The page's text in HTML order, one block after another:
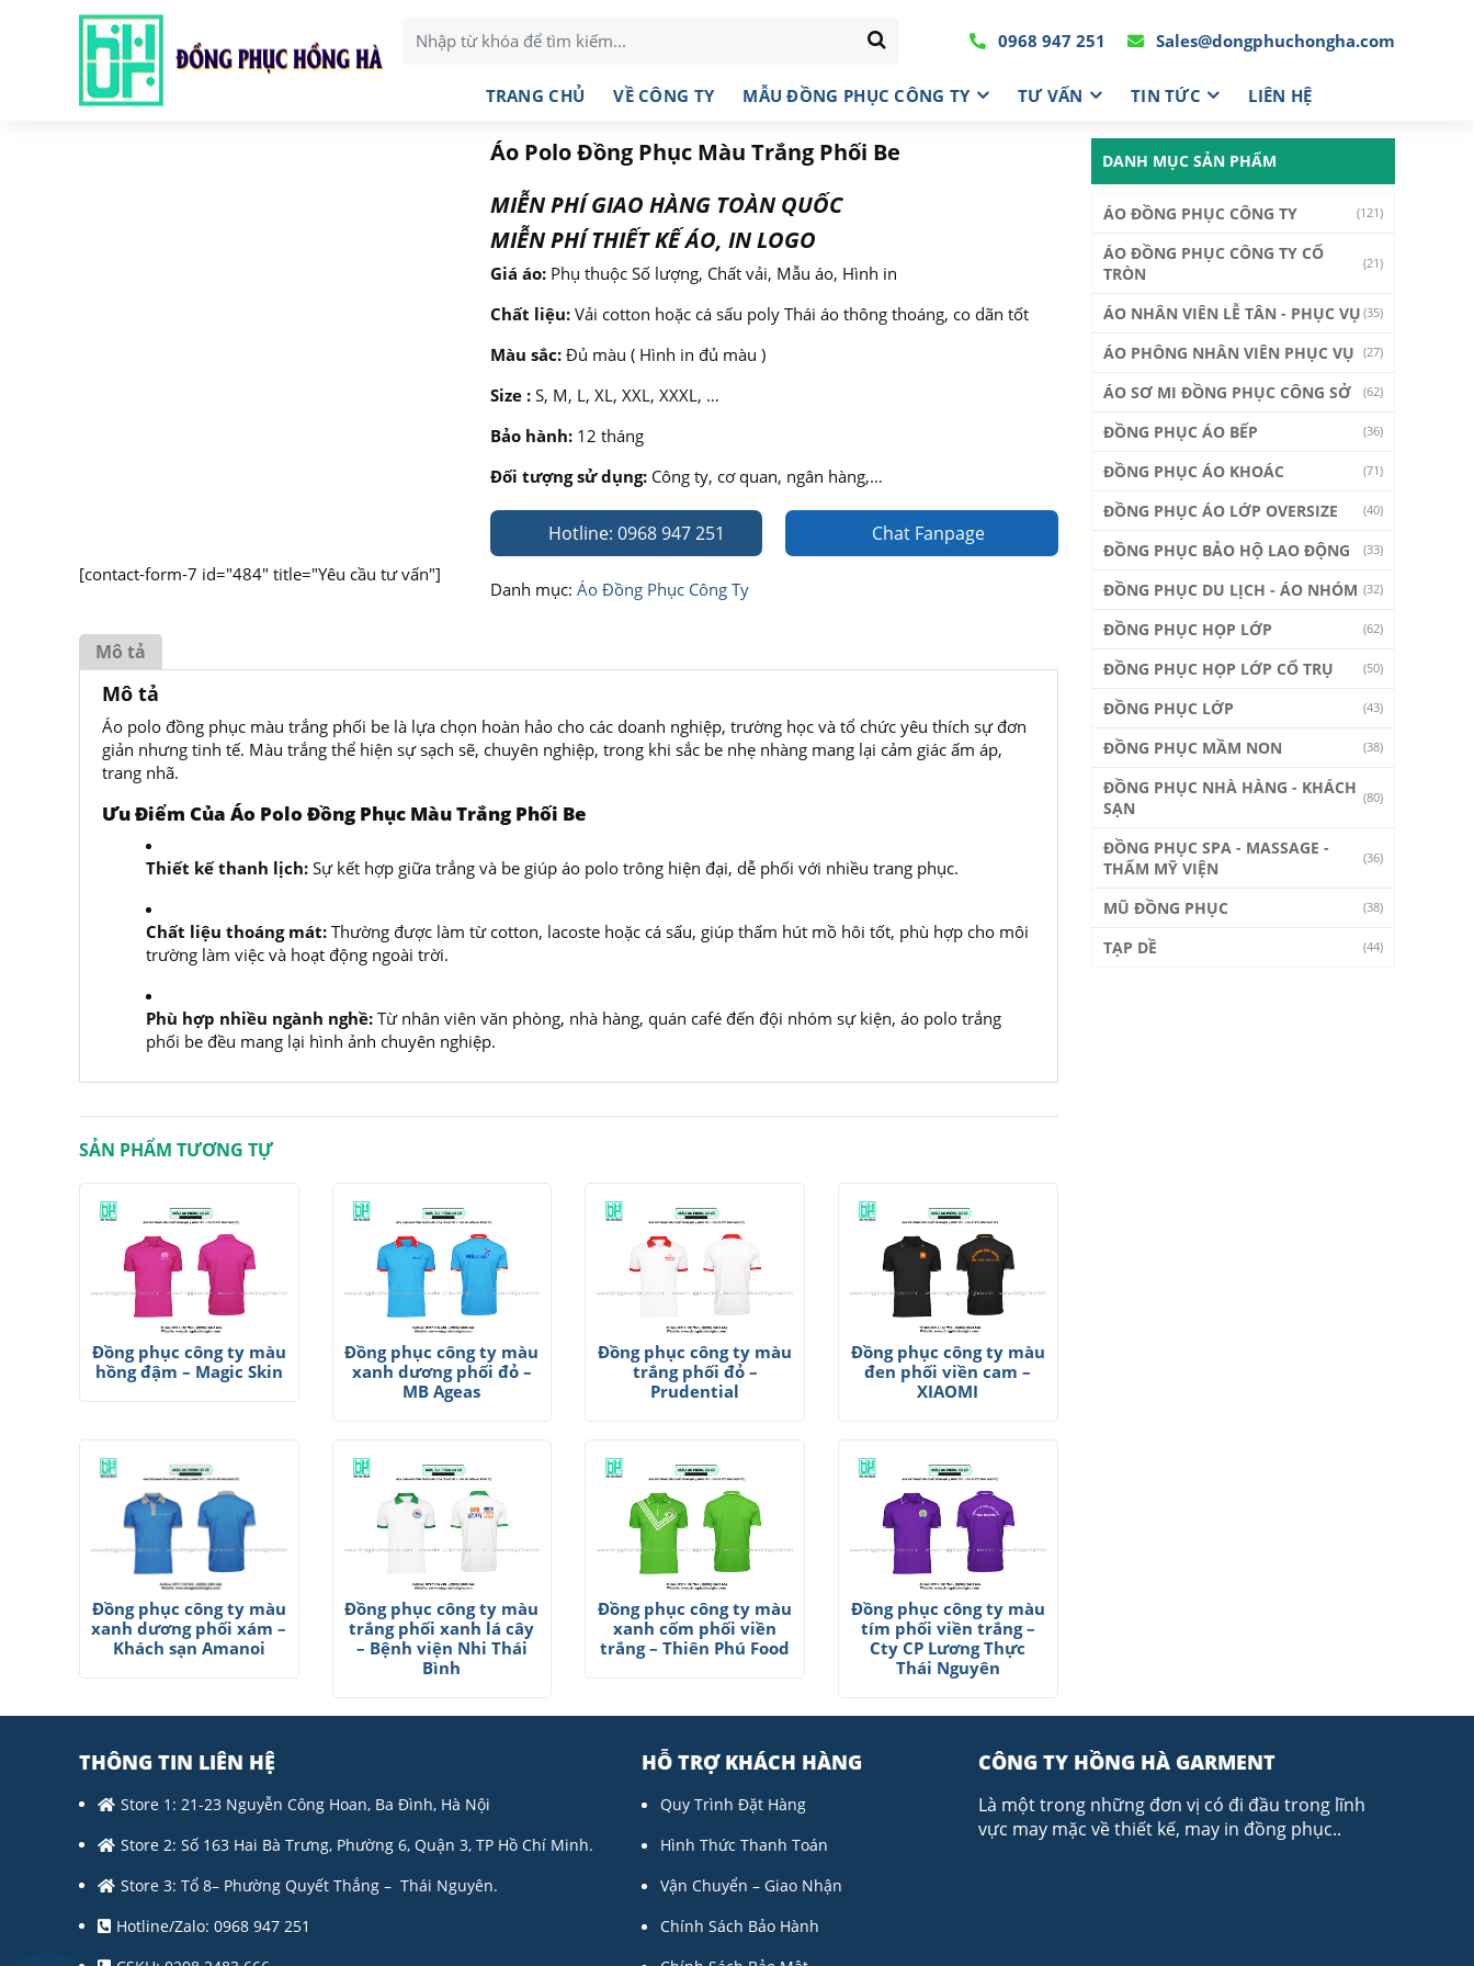
0968 947 251 Sales@dongphuchongha.com
TRANG CHỦ VỀ CÔNG TY MẪU ĐỒNG PHỤC CÔNG TY TƯ VẤN TIN TỨC LIÊN HỆ
[contact-form-7 id="484" title="Yêu cầu tư vấn"]
Áo Polo Đồng Phục Màu Trắng Phối Be
MIỄN PHÍ GIAO HÀNG TOÀN QUỐC
MIỄN PHÍ THIẾT KẾ ÁO, IN LOGO
Giá áo:Phụ thuộc Số lượng, Chất vải, Mẫu áo, Hình in
Chất liệu:Vải cotton hoặc cá sấu poly Thái áo thông thoáng, co dãn tốt
Màu sắc:Đủ màu ( Hình in đủ màu )
Size :S, M, L, XL, XXL, XXXL, …
Bảo hành:12 tháng
Đối tượng sử dụng:Công ty, cơ quan, ngân hàng,…
Hotline: 0968 947 251 Chat Fanpage
Danh mục: Áo Đồng Phục Công Ty
Mô tả
Mô tả
Áo polo đồng phục màu trắng phối be là lựa chọn hoàn hảo cho các doanh nghiệp, trường học và tổ chức yêu thích sự đơn
giản nhưng tinh tế. Màu trắng thể hiện sự sạch sẽ, chuyên nghiệp, trong khi sắc be nhẹ nhàng mang lại cảm giác ấm áp,
trang nhã.
Ưu Điểm Của Áo Polo Đồng Phục Màu Trắng Phối Be
Thiết kế thanh lịch: Sự kết hợp giữa trắng và be giúp áo polo trông hiện đại, dễ phối với nhiều trang phục.
Chất liệu thoáng mát: Thường được làm từ cotton, lacoste hoặc cá sấu, giúp thấm hút mồ hôi tốt, phù hợp cho môi
trường làm việc và hoạt động ngoài trời.
Phù hợp nhiều ngành nghề: Từ nhân viên văn phòng, nhà hàng, quán café đến đội nhóm sự kiện, áo polo trắng
phối be đều mang lại hình ảnh chuyên nghiệp.
SẢN PHẨM TƯƠNG TỰ
Đồng phục công ty màu
hồng đậm – Magic Skin
Đồng phục công ty màu
xanh dương phối đỏ –
MB Ageas
Đồng phục công ty màu
trắng phối đỏ –
Prudential
Đồng phục công ty màu
đen phối viền cam –
XIAOMI
Đồng phục công ty màu
xanh dương phối xám –
Khách sạn Amanoi
Đồng phục công ty màu
trắng phối xanh lá cây
– Bệnh viện Nhi Thái
Bình
Đồng phục công ty màu
xanh cốm phối viền
trắng – Thiên Phú Food
Đồng phục công ty màu
tím phối viền trắng –
Cty CP Lương Thực
Thái Nguyên
DANH MỤC SẢN PHẨM
ÁO ĐỒNG PHỤC CÔNG TY (121)
ÁO ĐỒNG PHỤC CÔNG TY CỔ
TRÒN
(21)
ÁO NHÂN VIÊN LỄ TÂN - PHỤC VỤ (35)
ÁO PHÔNG NHÂN VIÊN PHỤC VỤ (27)
ÁO SƠ MI ĐỒNG PHỤC CÔNG SỞ (62)
ĐỒNG PHỤC ÁO BẾP (36)
ĐỒNG PHỤC ÁO KHOÁC (71)
ĐỒNG PHỤC ÁO LỚP OVERSIZE (40)
ĐỒNG PHỤC BẢO HỘ LAO ĐỘNG (33)
ĐỒNG PHỤC DU LỊCH - ÁO NHÓM (32)
ĐỒNG PHỤC HỌP LỚP (62)
ĐỒNG PHỤC HỌP LỚP CỔ TRỤ (50)
ĐỒNG PHỤC LỚP (43)
ĐỒNG PHỤC MẦM NON (38)
ĐỒNG PHỤC NHÀ HÀNG - KHÁCH
SẠN
(80)
ĐỒNG PHỤC SPA - MASSAGE -
THẨM MỸ VIỆN
(36)
MŨ ĐỒNG PHỤC (38)
TẠP DỀ (44)
THÔNG TIN LIÊN HỆ
Store 1: 21-23 Nguyễn Công Hoan, Ba Đình, Hà Nội
Store 2: Số 163 Hai Bà Trưng, Phường 6, Quận 3, TP Hồ Chí Minh.
Store 3: Tổ 8– Phường Quyết Thắng – Thái Nguyên.
Hotline/Zalo: 0968 947 251
HỖ TRỢ KHÁCH HÀNG
Quy Trình Đặt Hàng
Hình Thức Thanh Toán
Vận Chuyển – Giao Nhận
Chính Sách Bảo Hành
CÔNG TY HỒNG HÀ GARMENT
Là một trong những đơn vị có đi đầu trong lĩnh
vực may mặc về thiết kế, may in đồng phục..